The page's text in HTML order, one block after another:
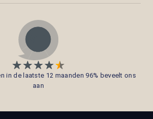
in de laatste 12 maanden 96% beveelt ons
aan